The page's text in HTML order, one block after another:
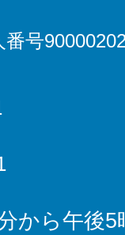
番号
から午後5